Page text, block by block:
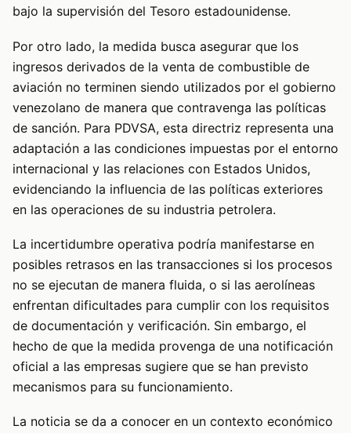
bajo la supervisión del Tesoro estadounidense.
Por otro lado, la medida busca asegurar que los
ingresos derivados de la venta de combustible de
aviación no terminen siendo utilizados por el gobierno
venezolano de manera que contravenga las políticas
de sanción. Para PDVSA, esta directriz representa una
adaptación a las condiciones impuestas por el entorno
internacional y las relaciones con Estados Unidos,
evidenciando la influencia de las políticas exteriores
en las operaciones de su industria petrolera.
La incertidumbre operativa podría manifestarse en
posibles retrasos en las transacciones si los procesos
no se ejecutan de manera fluida, o si las aerolíneas
enfrentan dificultades para cumplir con los requisitos
de documentación y verificación. Sin embargo, el
hecho de que la medida provenga de una notificación
oficial a las empresas sugiere que se han previsto
mecanismos para su funcionamiento.
La noticia se da a conocer en un contexto económico